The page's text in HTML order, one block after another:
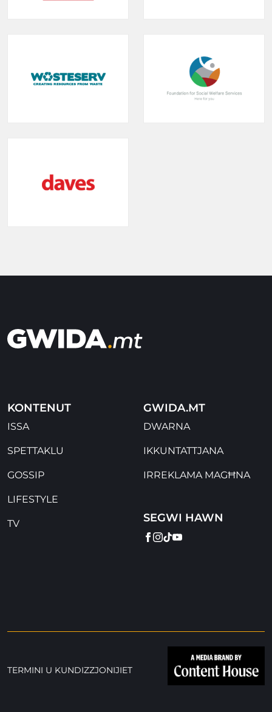
KONTENUT
ISSA
SPETTAKLU
GOSSIP
LIFESTYLE
TV
GWIDA.MT
DWARNA
IKKUNTATTJANA
IRREKLAMA MAGĦNA
SEGWI HAWN
FACEBOOK
INSTAGRAM
TIKTOK
YOUTUBE
TERMINI U KUNDIZZJONIJIET